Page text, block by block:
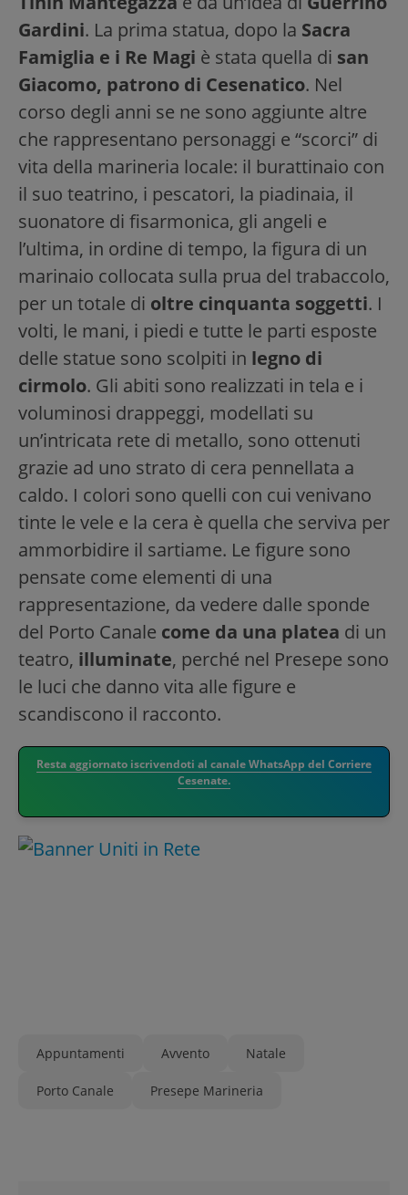
Gardini. La prima statua, dopo la Sacra
Famiglia e i Re Magi è stata quella di san
Giacomo, patrono di Cesenatico. Nel
corso degli anni se ne sono aggiunte altre
che rappresentano personaggi e “scorci” di
vita della marineria locale: il burattinaio con
il suo teatrino, i pescatori, la piadinaia, il
suonatore di fisarmonica, gli angeli e
l’ultima, in ordine di tempo, la figura di un
marinaio collocata sulla prua del trabaccolo,
per un totale di oltre cinquanta soggetti. I
volti, le mani, i piedi e tutte le parti esposte
delle statue sono scolpiti in legno di
cirmolo. Gli abiti sono realizzati in tela e i
voluminosi drappeggi, modellati su
un’intricata rete di metallo, sono ottenuti
grazie ad uno strato di cera pennellata a
caldo. I colori sono quelli con cui venivano
tinte le vele e la cera è quella che serviva per
ammorbidire il sartiame. Le figure sono
pensate come elementi di una
rappresentazione, da vedere dalle sponde
del Porto Canale come da una platea di un
teatro, illuminate, perché nel Presepe sono
le luci che danno vita alle figure e
scandiscono il racconto.
Resta aggiornato iscrivendoti al canale WhatsApp del Corriere
Cesenate.
Appuntamenti Avvento Natale
Porto Canale Presepe Marineria